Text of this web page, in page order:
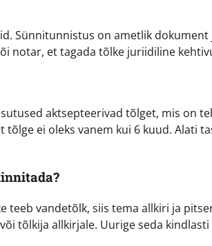
Sünnitunnistus on ametlik dokument
notar, et tagada tõlke juriidiline
aktsepteerivad tõlget, mis on
ei oleks vanem kui 6 kuud. Alati
vandetõlk, siis tema allkiri ja
tõlkija allkirjale. Uurige seda